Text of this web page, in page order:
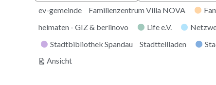
ev-gemeinde
Familienzentrum Villa NOVA
heimaten - GIZ & berlinovo
Life e.V.
Stadtbibliothek Spandau
Stadtteilladen
Ansichtausdrucken